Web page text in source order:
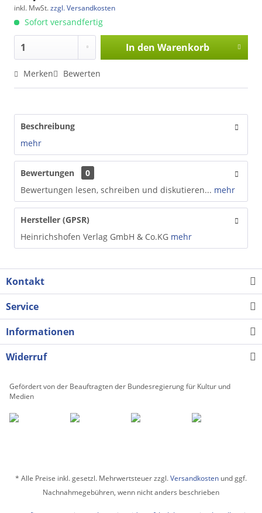
inkl. MwSt.zzgl. Versandkosten
Sofort versandfertig
In den Warenkorb
Merken Bewerten
Beschreibung
mehr
Bewertungen
0
Bewertungen lesen, schreiben und diskutieren... mehr
Hersteller (GPSR)
Heinrichshofen Verlag GmbH & Co.KG mehr
Kontakt
Service
Informationen
Widerruf
Gefördert von der Beauftragten der Bundesregierung für Kultur und
Medien
* Alle Preise inkl. gesetzl. Mehrwertsteuer zzgl.Versandkosten und ggf.
Nachnahmegebühren, wenn nicht anders beschrieben